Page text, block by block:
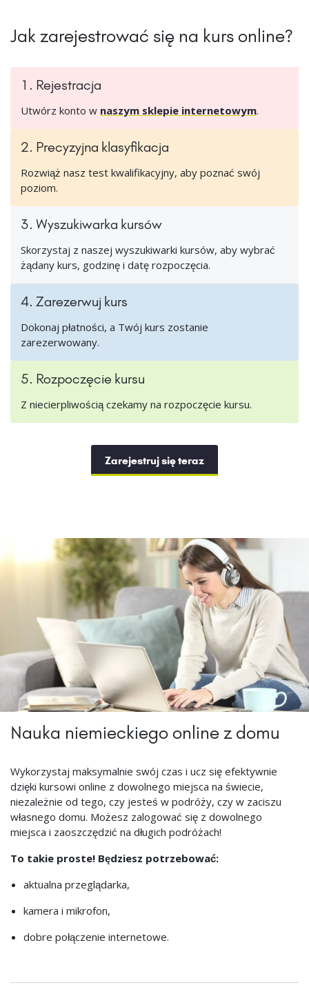
Jak zarejestrować się na kurs online?
1. Rejestracja
Utwórz konto w naszym sklepie internetowym.
2. Precyzyjna klasyfikacja
Rozwiąż nasz test kwalifikacyjny, aby poznać swój
poziom.
3. Wyszukiwarka kursów
Skorzystaj z naszej wyszukiwarki kursów, aby wybrać
żądany kurs, godzinę i datę rozpoczęcia.
4. Zarezerwuj kurs
Dokonaj płatności, a Twój kurs zostanie
zarezerwowany.
5. Rozpoczęcie kursu
Z niecierpliwością czekamy na rozpoczęcie kursu.
Zarejestruj się teraz
Nauka niemieckiego online z domu
Wykorzystaj maksymalnie swój czas i ucz się efektywnie
dzięki kursowi online z dowolnego miejsca na świecie,
niezależnie od tego, czy jesteś w podróży, czy w zaciszu
własnego domu. Możesz zalogować się z dowolnego
miejsca i zaoszczędzić na długich podróżach!
To takie proste! Będziesz potrzebować:
aktualna przeglądarka,
kamera i mikrofon,
dobre połączenie internetowe.